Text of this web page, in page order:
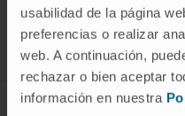
usabilidad de la página
preferencias o realizar
web. A continuación,
rechazar o bien aceptar
información en nuestra
Síguenos